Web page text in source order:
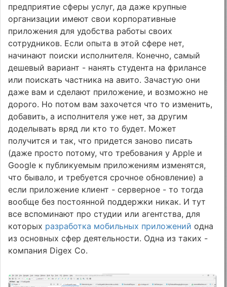
предприятие сферы услуг, да даже крупные
организации имеют свои корпоративные
приложения для удобства работы своих
сотрудников. Если опыта в этой сфере нет,
начинают поиски исполнителя. Конечно, самый
дешевый вариант - нанять студента на фрилансе
или поискать частника на авито. Зачастую они
даже вам и сделают приложение, и возможно не
дорого. Но потом вам захочется что то изменить,
добавить, а исполнителя уже нет, за другим
доделывать вряд ли кто то будет. Может
получится и так, что придется заново писать
(даже просто потому, что требования у Apple и
Google к публикуемым приложениям изменятся,
что бывало, и требуется срочное обновление) а
если приложение клиент - серверное - то тогда
вообще без постоянной поддержки никак. И тут
все вспоминают про студии или агентства, для
которых разработка мобильных приложений одна
из основных сфер деятельности. Одна из таких -
компания Digex Co.